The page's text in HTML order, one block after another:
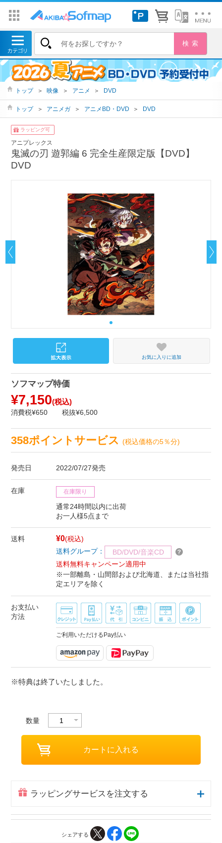
トップ ＞ 映像 ＞ アニメ ＞ DVD
トップ ＞ アニメガ ＞ アニメBD・DVD ＞ DVD
ラッピング可
アニプレックス
鬼滅の刃 遊郭編 6 完全生産限定版【DVD】
DVD
お気に入りに追加
ソフマップ特価
¥7,150(税込)
消費税¥650 税抜¥6,500
358ポイントサービス(税込価格の5％分)
発売日 2022/07/27発売
在庫 在庫限り
通常24時間以内に出荷
お一人様5点まで
送料 ¥0(税込)
送料グループ：
BD/DVD/音楽CD
送料無料キャンペーン適用中
※一部離島・山間部および北海道、または当社指
定エリアを除く
お支払い
方法
ご利用いただけるPay払い
※特典は終了いたしました。
数量
ラッピングサービスを注文する
シェアする